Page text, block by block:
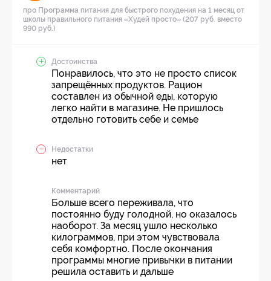
про Программа питания для быстрого похудения на 1 месяц от
школы правильного питания «Худей просто» (207 руб. вместо
990 руб.)
Достоинства
Понравилось, что это не просто список
запрещённых продуктов. Рацион
составлен из обычной еды, которую
легко найти в магазине. Не пришлось
отдельно готовить себе и семье
Недостатки
нет
Комментарий
Больше всего переживала, что
постоянно буду голодной, но оказалось
наоборот. За месяц ушло несколько
килограммов, при этом чувствовала
себя комфортно. После окончания
программы многие привычки в питании
решила оставить и дальше